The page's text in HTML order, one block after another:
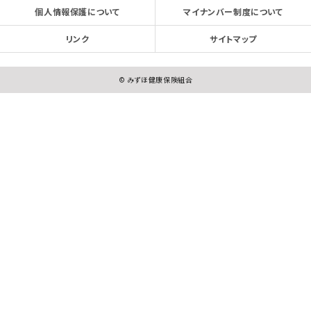
個人情報保護について マイナンバー制度について
リンク サイトマップ
© みずほ健康保険組合